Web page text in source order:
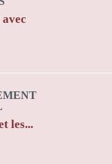
les...